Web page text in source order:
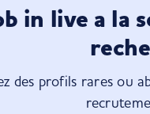
in live a la
des profils rares ou